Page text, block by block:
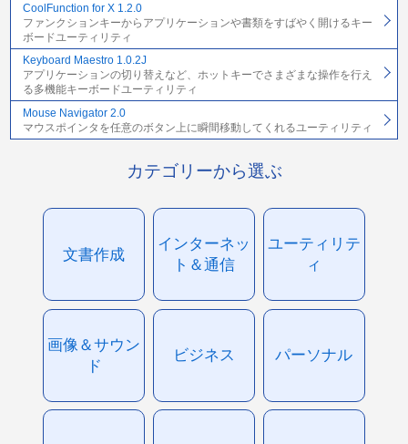
CoolFunction for X 1.2.0
ファンクションキーからアプリケーションや書類をすばやく開けるキー
ボードユーティリティ
Keyboard Maestro 1.0.2J
アプリケーションの切り替えなど、ホットキーでさまざまな操作を行え
る多機能キーボードユーティリティ
Mouse Navigator 2.0
マウスポインタを任意のボタン上に瞬間移動してくれるユーティリティ
カテゴリーから選ぶ
文書作成
インターネッ
ト＆通信
ユーティリテ
ィ
画像＆サウン
ド
ビジネス パーソナル